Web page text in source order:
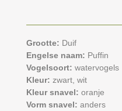
Grootte: Duif
Engelse naam: Puffin
Vogelsoort: watervogels
Kleur: zwart, wit
Kleur snavel: oranje
Vorm snavel: anders